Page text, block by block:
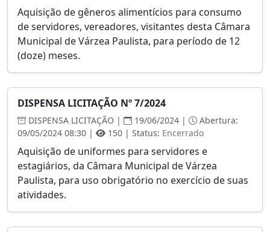
Aquisição de gêneros alimentícios para consumo
de servidores, vereadores, visitantes desta Câmara
Municipal de Várzea Paulista, para período de 12
(doze) meses.
DISPENSA LICITAÇÃO Nº 7/2024
DISPENSA LICITAÇÃO | 19/06/2024 |
Abertura:
09/05/2024 08:30 |
150 | Status: Encerrado
Aquisição de uniformes para servidores e
estagiários, da Câmara Municipal de Várzea
Paulista, para uso obrigatório no exercício de suas
atividades.